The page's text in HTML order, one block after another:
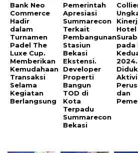
Bank Neo
Commerce
Hadir
dalam
Turnamen
Padel The
Luxe Cup.
Memberikan
Kemudahaan
Transaksi
Selama
Kegiatan
Berlangsung
Pemerintah
Apresiasi
Summarecon
Terkait
Pembangunan
Stasiun
Bekasi
Ekstensi.
Developer
Properti
Bangun
TOD di
Kota
Terpadu
Summarecon
Bekasi
Hotel
pada
2024.
dan